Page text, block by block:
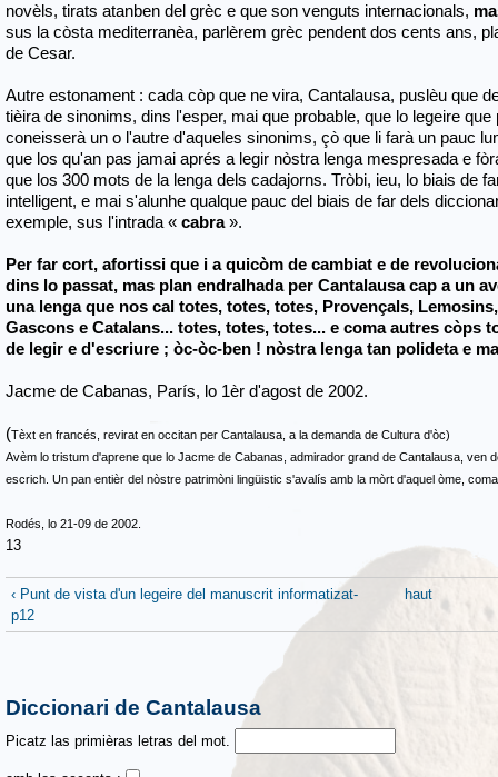
novèls, tirats atanben del grèc e que son venguts internacionals,
sus la còsta mediterranèa, parlèrem grèc pendent dos cents ans,
de Cesar.
Autre estonament : cada còp que ne vira, Cantalausa, puslèu que
tièira de sinonims, dins l'esper, mai que probable, que lo legeire
coneisserà un o l'autre d'aqueles sinonims, çò que li farà un pauc
que los qu'an pas jamai aprés a legir nòstra lenga mespresada e
que los 300 mots de la lenga dels cadajorns. Tròbi, ieu, lo biais de
intelligent, e mai s'alunhe qualque pauc del biais de far dels
exemple, sus l'intrada « cabra».
Per far cort, afortissi que i a quicòm de cambiat e de
dins lo passat, mas plan endralhada per Cantalausa cap a un
una lenga que nos cal totes, totes, totes, Provençals,
Gascons e Catalans... totes, totes, totes... e coma autres còps
de legir e d'escriure ; òc-òc-ben ! nòstra lenga tan polideta e
Jacme de Cabanas, París, lo 1èr d'agost de 2002.
(Tèxt en francés, revirat en occitan per Cantalausa, a la demanda de Cultura d'òc)
Avèm lo tristum d'aprene que lo Jacme de Cabanas, admirador grand de Cantalausa, ven
escrich. Un pan entièr del nòstre patrimòni lingüistic s'avalís amb la mòrt d'aquel òme,
Rodés, lo 21-09 de 2002.
13
‹ Punt de vista d'un legeire del manuscrit informatizat-
p12
haut
Diccionari de Cantalausa
Picatz las primièras letras del mot.